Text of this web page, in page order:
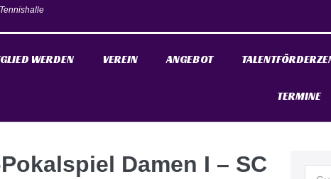
WERDEN VEREIN ANGEBOT
TERMINE
Damen I – SC